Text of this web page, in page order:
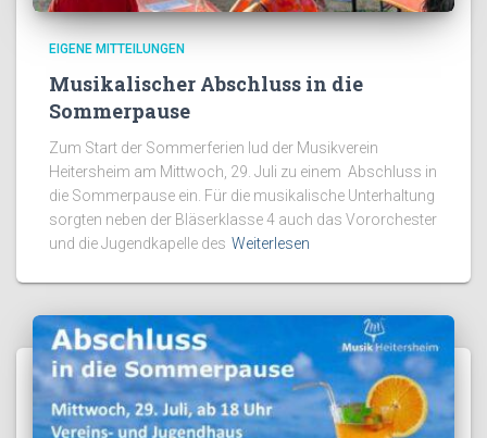
EIGENE MITTEILUNGEN
Musikalischer Abschluss in die
Sommerpause
Zum Start der Sommerferien lud der Musikverein
Heitersheim am Mittwoch, 29. Juli zu einem Abschluss in
die Sommerpause ein. Für die musikalische Unterhaltung
sorgten neben der Bläserklasse 4 auch das Vororchester
und die Jugendkapelle des Weiterlesen